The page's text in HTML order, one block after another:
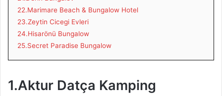
22.Marimare Beach & Bungalow Hotel
23.Zeytin Cicegi Evleri
24.Hisarönü Bungalow
25.Secret Paradise Bungalow
1.Aktur Datça Kamping